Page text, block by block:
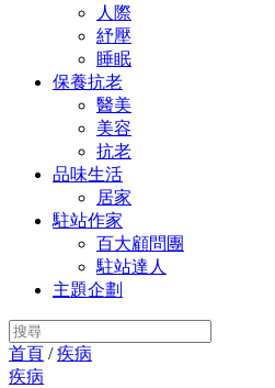
人際
紓壓
睡眠
保養抗老
醫美
美容
抗老
品味生活
居家
駐站作家
百大顧問團
駐站達人
主題企劃
首頁 /疾病
疾病